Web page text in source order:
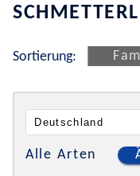
Sortierung:
Alle Arten